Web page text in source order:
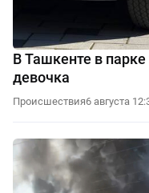
В Ташкенте в
девочка
Происшествия6 августа